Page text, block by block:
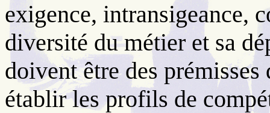
exigence, intransigeance,
diversité du métier et sa
doivent être des prémisses
établir les profils de